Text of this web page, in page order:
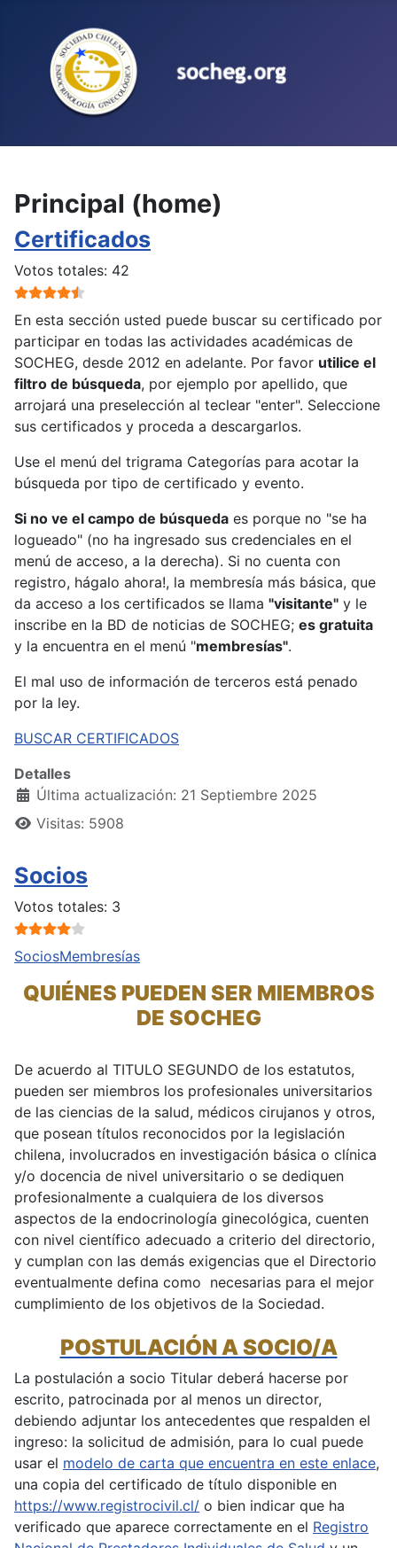
Principal (home)
Certificados
Ratio: 4.5/5
Votos totales: 42
En esta sección usted puede buscar su certificado por
participar en todas las actividades académicas de
SOCHEG, desde 2012 en adelante. Por favor utilice el
filtro de búsqueda, por ejemplo por apellido, que
arrojará una preselección al teclear "enter". Seleccione
sus certificados y proceda a descargarlos.
Use el menú del trigrama Categorías para acotar la
búsqueda por tipo de certificado y evento.
Si no ve el campo de búsqueda es porque no "se ha
logueado" (no ha ingresado sus credenciales en el
menú de acceso, a la derecha). Si no cuenta con
registro, hágalo ahora!, la membresía más básica, que
da acceso a los certificados se llama "visitante" y le
inscribe en la BD de noticias de SOCHEG; es gratuita
y la encuentra en el menú "membresías".
El mal uso de información de terceros está penado
por la ley.
BUSCAR CERTIFICADOS
Detalles
Última actualización: 21 Septiembre 2025
Visitas: 5908
Socios
Ratio: 4/5
Votos totales: 3
SociosMembresías
QUIÉNES PUEDEN SER MIEMBROS
DE SOCHEG
De acuerdo al TITULO SEGUNDO de los estatutos,
pueden ser miembros los profesionales universitarios
de las ciencias de la salud, médicos cirujanos y otros,
que posean títulos reconocidos por la legislación
chilena, involucrados en investigación básica o clínica
y/o docencia de nivel universitario o se dediquen
profesionalmente a cualquiera de los diversos
aspectos de la endocrinología ginecológica, cuenten
con nivel científico adecuado a criterio del directorio,
y cumplan con las demás exigencias que el Directorio
eventualmente defina como necesarias para el mejor
cumplimiento de los objetivos de la Sociedad.
POSTULACIÓN A SOCIO/A
La postulación a socio Titular deberá hacerse por
escrito, patrocinada por al menos un director,
debiendo adjuntar los antecedentes que respalden el
ingreso: la solicitud de admisión, para lo cual puede
usar el modelo de carta que encuentra en este enlace,
una copia del certificado de título disponible en
https://www.registrocivil.cl/ o bien indicar que ha
verificado que aparece correctamente en el Registro